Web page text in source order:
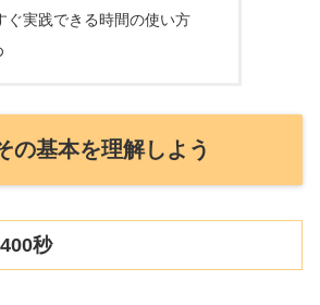
ぐ実践できる時間の使い方
の基本を理解しよう
秒